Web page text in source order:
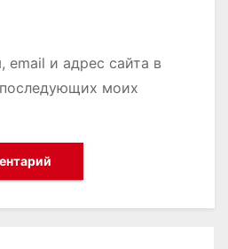
и адрес сайта в
моих